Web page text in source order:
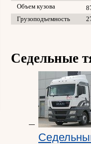
Объем кузова
Грузоподъемность
Седельные